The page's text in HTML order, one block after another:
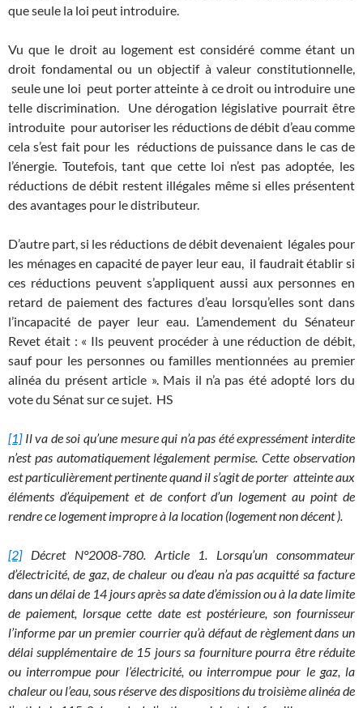
que seule la loi peut introduire.
Vu que le droit au logement est considéré comme étant un
droit fondamental ou un objectif à valeur constitutionnelle,
seule une loi peut porter atteinte à ce droit ou introduire une
telle discrimination. Une dérogation législative pourrait être
introduite pour autoriser les réductions de débit d’eau comme
cela s’est fait pour les réductions de puissance dans le cas de
l’énergie. Toutefois, tant que cette loi n’est pas adoptée, les
réductions de débit restent illégales même si elles présentent
des avantages pour le distributeur.
D’autre part, si les réductions de débit devenaient légales pour
les ménages en capacité de payer leur eau, il faudrait établir si
ces réductions peuvent s’appliquent aussi aux personnes en
retard de paiement des factures d’eau lorsqu’elles sont dans
l’incapacité de payer leur eau. L’amendement du Sénateur
Revet était : « Ils peuvent procéder à une réduction de débit,
sauf pour les personnes ou familles mentionnées au premier
alinéa du présent article ». Mais il n’a pas été adopté lors du
vote du Sénat sur ce sujet. HS
[1]Il va de soi qu’une mesure qui n’a pas été expressément interdite
n’est pas automatiquement légalement permise. Cette observation
est particulièrement pertinente quand il s’agit de porter atteinte aux
éléments d’équipement et de confort d’un logement au point de
rendre ce logement impropre à la location (logement non décent ).
[2]Décret N°2008-780. Article 1. Lorsqu’un consommateur
d’électricité, de gaz, de chaleur ou d’eau n’a pas acquitté sa facture
dans un délai de 14 jours après sa date d’émission ou à la date limite
de paiement, lorsque cette date est postérieure, son fournisseur
l’informe par un premier courrier qu’à défaut de règlement dans un
délai supplémentaire de 15 jours sa fourniture pourra être réduite
ou interrompue pour l’électricité, ou interrompue pour le gaz, la
chaleur ou l’eau, sous réserve des dispositions du troisième alinéa de